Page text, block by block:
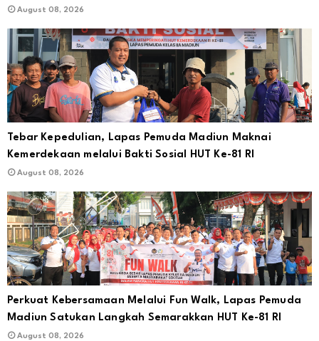
August 08, 2026
Tebar Kepedulian, Lapas Pemuda Madiun Maknai
Kemerdekaan melalui Bakti Sosial HUT Ke-81 RI
August 08, 2026
Perkuat Kebersamaan Melalui Fun Walk, Lapas Pemuda
Madiun Satukan Langkah Semarakkan HUT Ke-81 RI
August 08, 2026